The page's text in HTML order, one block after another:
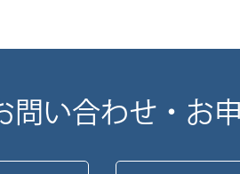
問い合わせ・お